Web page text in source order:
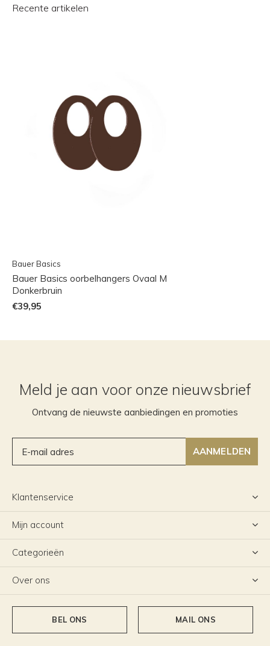
Recente artikelen
Bauer Basics
Bauer Basics oorbelhangers Ovaal M
Donkerbruin
€39,95
Meld je aan voor onze nieuwsbrief
Ontvang de nieuwste aanbiedingen en promoties
AANMELDEN
Klantenservice
Mijn account
Categorieën
Over ons
BEL ONS MAIL ONS